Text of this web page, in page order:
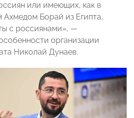
или имеющих, как в
Ахмедом Борай из Египта,
с россиянами», —
организации
Николай Дунаев.